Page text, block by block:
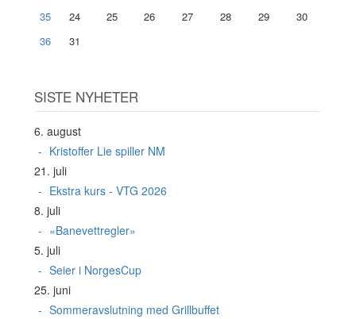
35
24 25 26 27 28 29
30
36
31
SISTE NYHETER
6. august
Kristoffer Lie spiller NM
21. juli
Ekstra kurs - VTG 2026
8. juli
«Banevettregler»
5. juli
Seier i NorgesCup
25. juni
Sommeravslutning med Grillbuffet